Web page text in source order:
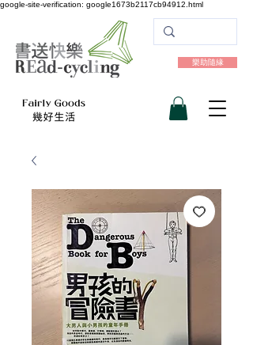
google-site-verification: google1673b2117cb94912.html
樂助隨緣